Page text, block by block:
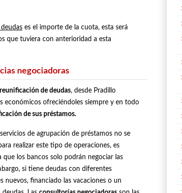
es el importe de la cuota, esta será
que tuviera con anterioridad a esta
negociadoras
reunificación de deudas, desde Pradillo
económicos ofreciéndoles siempre y en todo
de sus préstamos.
de agrupación de préstamos no se
realizar este tipo de operaciones, es
que los bancos solo podrán negociar las
si tiene deudas con diferentes
nuevos, financiado las vacaciones o un